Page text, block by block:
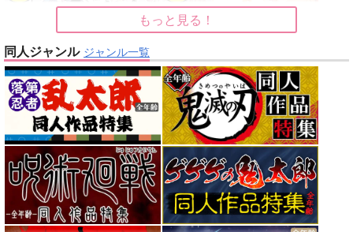
【Dr.STONE】 【呪術廻戦】
【オリジナル】 【東京卍リベンジャーズ】
もっと見る！
同人ジャンル ジャンル一覧